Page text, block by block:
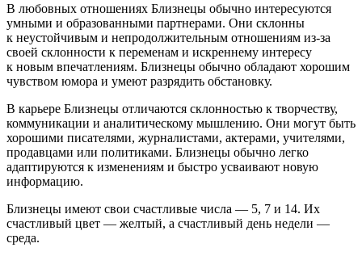
В любовных отношениях Близнецы обычно интересуются
умными и образованными партнерами. Они склонны
к неустойчивым и непродолжительным отношениям из-за
своей склонности к переменам и искреннему интересу
к новым впечатлениям. Близнецы обычно обладают хорошим
чувством юмора и умеют разрядить обстановку.
В карьере Близнецы отличаются склонностью к творчеству,
коммуникации и аналитическому мышлению. Они могут быть
хорошими писателями, журналистами, актерами, учителями,
продавцами или политиками. Близнецы обычно легко
адаптируются к изменениям и быстро усваивают новую
информацию.
Близнецы имеют свои счастливые числа — 5, 7 и 14. Их
счастливый цвет — желтый, а счастливый день недели —
среда.